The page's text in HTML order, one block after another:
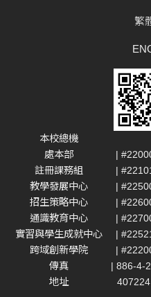
繁
本校總機
處本部
|
註冊課務組
|
教學發展中心
|
招生策略中心
|
通識教育中心
|
實習與學生成就中心
|
跨域創新學院
|
傳真
| 886-4-
地址